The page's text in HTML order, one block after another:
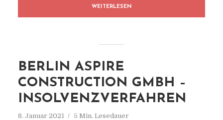
WEITERLESEN
BERLIN ASPIRE
CONSTRUCTION GMBH –
INSOLVENZVERFAHREN
8. Januar 2021 5 Min. Lesedauer